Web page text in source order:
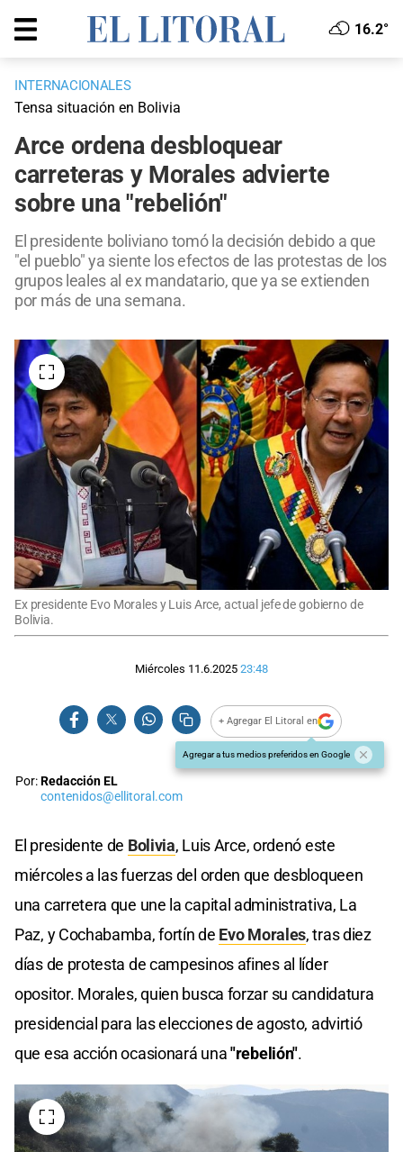
16.2°
INTERNACIONALES
Tensa situación en Bolivia
Arce ordena desbloquear
carreteras y Morales advierte
sobre una "rebelión"
El presidente boliviano tomó la decisión debido a que
"el pueblo" ya siente los efectos de las protestas de los
grupos leales al ex mandatario, que ya se extienden
por más de una semana.
Ex presidente Evo Morales y Luis Arce, actual jefe de gobierno de
Bolivia.
Miércoles 11.6.2025 23:48
+ Agregar El Litoral en
Agregar a tus medios preferidos en Google
Por:Redacción EL
contenidos@ellitoral.com
El presidente de Bolivia, Luis Arce, ordenó este
miércoles a las fuerzas del orden que desbloqueen
una carretera que une la capital administrativa, La
Paz, y Cochabamba, fortín de Evo Morales, tras diez
días de protesta de campesinos afines al líder
opositor. Morales, quien busca forzar su candidatura
presidencial para las elecciones de agosto, advirtió
que esa acción ocasionará una"rebelión".